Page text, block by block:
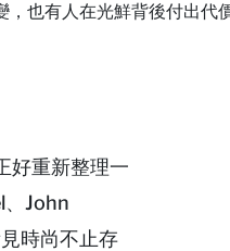
也有人在光鮮背後付出代價
好重新整理一
、John
時尚不止存